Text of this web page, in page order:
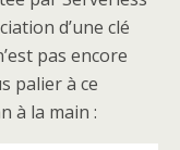
d’une clé
pas encore
palier à ce
à la main :